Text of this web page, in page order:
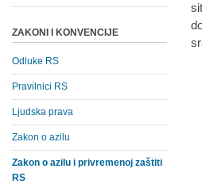
ZAKONI I KONVENCIJE
Odluke RS
Pravilnici RS
Ljudska prava
Zakon o azilu
Zakon o azilu i privremenoj zaštiti
RS